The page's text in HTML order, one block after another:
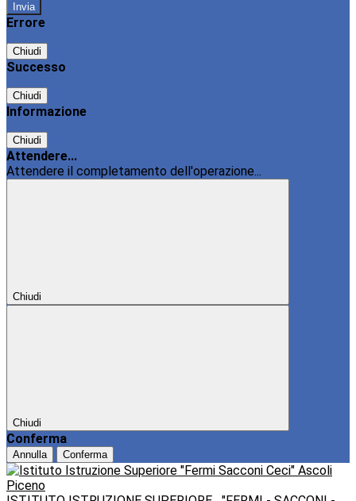
Errore
Chiudi
Successo
Chiudi
Informazione
Chiudi
Attendere...
Attendere il completamento dell'operazione...
Chiudi
Chiudi
Conferma
Annulla Conferma